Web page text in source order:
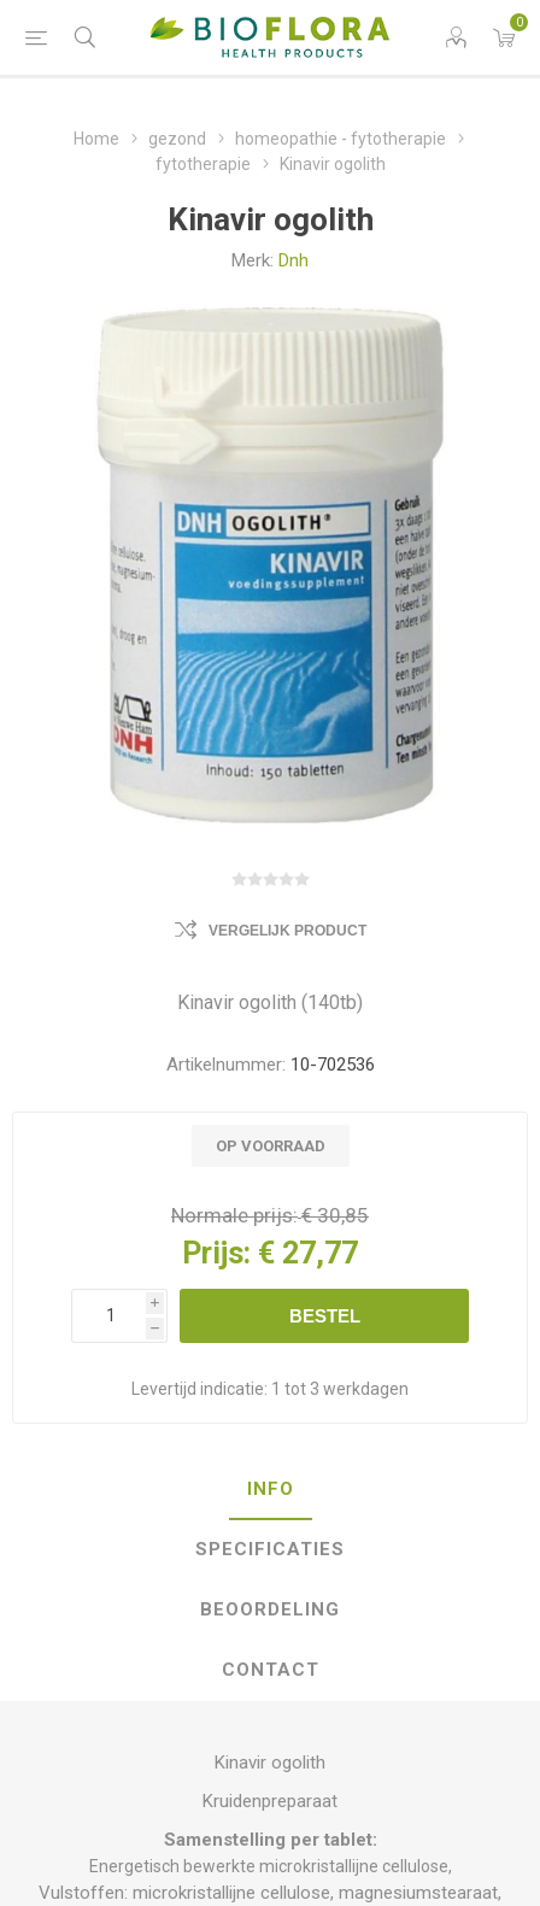
0
Home gezond
homeopathie - fytotherapie
fytotherapie
Kinavir ogolith
Kinavir ogolith
Merk: Dnh
VERGELIJK PRODUCT
Kinavir ogolith (140tb)
Artikelnummer: 10-702536
OP VOORRAAD
Normale prijs:€ 30,85
Prijs: € 27,77
i
h
BESTEL
Levertijd indicatie: 1 tot 3 werkdagen
INFO
SPECIFICATIES
BEOORDELING
CONTACT
Kinavir ogolith
Kruidenpreparaat
Samenstelling per tablet:
Energetisch bewerkte microkristallijne cellulose,
Vulstoffen: microkristallijne cellulose, magnesiumstearaat,